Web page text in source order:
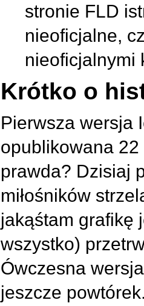
stronie FLD
nieoficjalne,
nieoficjalnymi
Krótko o
Pierwsza wersja
opublikowana
prawda? Dzisiaj
miłośników
jakąśtam grafikę
wszystko)
Ówczesna
jeszcze